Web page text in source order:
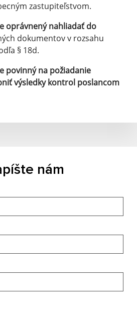
zastupiteľstvom.
oprávnený nahliadať do
dokumentov v rozsahu
§ 18d.
povinný na požiadanie
výsledky kontrol poslancom
nám